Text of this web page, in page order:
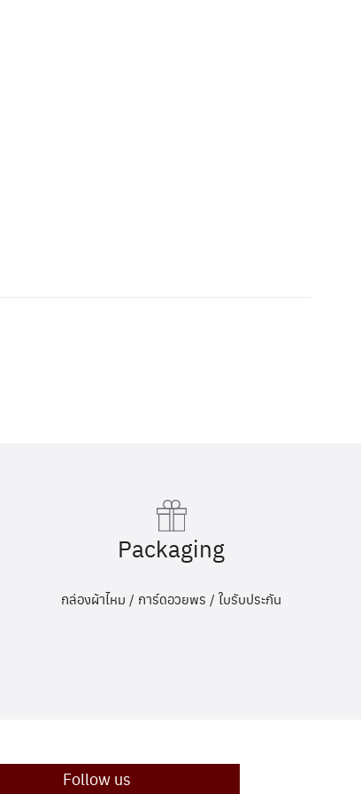
Packaging
กล่องผ้าไหม / การ์ดอวยพร / ใบรับประกัน
Follow us